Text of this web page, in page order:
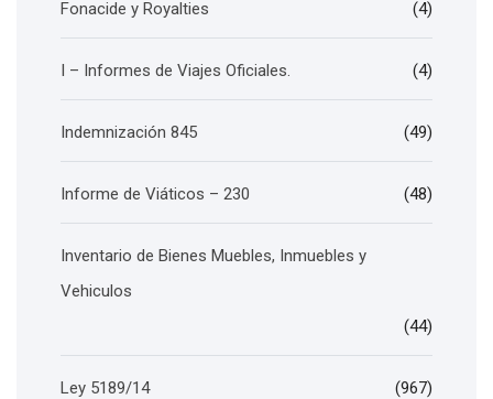
Fonacide y Royalties (4)
I – Informes de Viajes Oficiales. (4)
Indemnización 845 (49)
Informe de Viáticos – 230 (48)
Inventario de Bienes Muebles, Inmuebles y
Vehiculos
(44)
Ley 5189/14 (967)